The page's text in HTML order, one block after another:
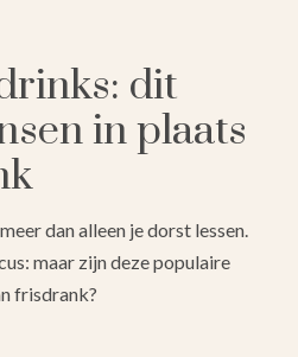
dit
in plaats
dan alleen je dorst lessen.
maar zijn deze populaire
frisdrank?